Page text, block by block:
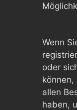
Wenn
oder
allen
haben,